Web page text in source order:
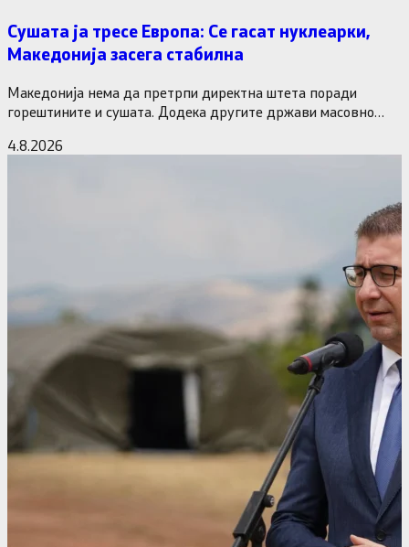
Сушата ја тресе Европа: Се гасат нуклеарки,
Македонија засега стабилна
Македонија нема да претрпи директна штета поради
горештините и сушата. Додека другите држави масовно
4.8.2026